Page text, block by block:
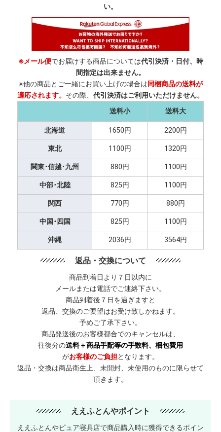
い。
※メール便でお届けする商品については代引決済・日付、時
間指定は出来ません。
※他の商品とご一緒にお買い上げの場合は同梱商品の送料が
適応されます。 その際、 代引決済はご利用いただけません。
送料小
送料大
北海道 1650円 2200円
東北 1100円 1320円
関東･信越･九州 880円 1100円
中部･北陸 825円 1100円
関西 770円 880円
中国･四国 825円 1100円
沖縄 2036円 3564円
返品・交換について
商品到着日より７日以内に
メールまたは電話でご連絡下さい。
商品到着後７日を過ぎますと
返品、交換のご要望はお受け致しかねます。
予めご了承下さい。
商品発送後のお客様都合でのキャンセルは、
往復分の送料＋商品手配等の手数料、梱包費用
がお客様のご負担となります。
返品・交換は商品衛生上、未開封、未使用のものに限らせて
頂きます。
ええふとんやポイント
ええふとんやピュア寝具店で商品購入時に獲得できるポイン